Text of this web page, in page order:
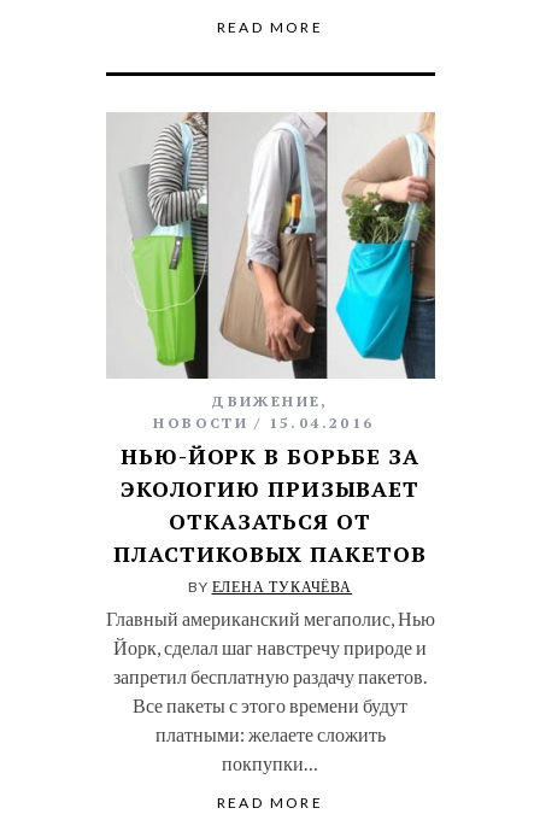
READ MORE
ДВИЖЕНИЕ ,
НОВОСТИ
15.04.2016
НЬЮ-ЙОРК В БОРЬБЕ ЗА
ЭКОЛОГИЮ ПРИЗЫВАЕТ
ОТКАЗАТЬСЯ ОТ
ПЛАСТИКОВЫХ ПАКЕТОВ
BY ЕЛЕНА ТУКАЧЁВА
Главный американский мегаполис, Нью
Йорк, сделал шаг навстречу природе и
запретил бесплатную раздачу пакетов.
Все пакеты с этого времени будут
платными: желаете сложить
покпупки…
READ MORE